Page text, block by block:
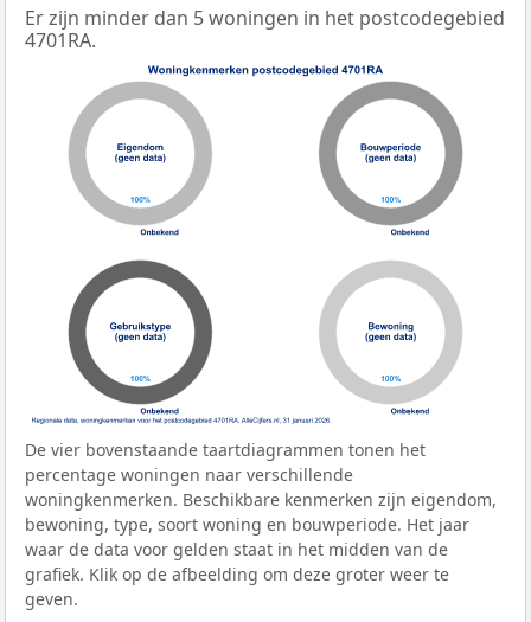
Er zijn minder dan 5 woningen in het postcodegebied
4701RA.
De vier bovenstaande taartdiagrammen tonen het
percentage woningen naar verschillende
woningkenmerken. Beschikbare kenmerken zijn eigendom,
bewoning, type, soort woning en bouwperiode. Het jaar
waar de data voor gelden staat in het midden van de
grafiek. Klik op de afbeelding om deze groter weer te
geven.